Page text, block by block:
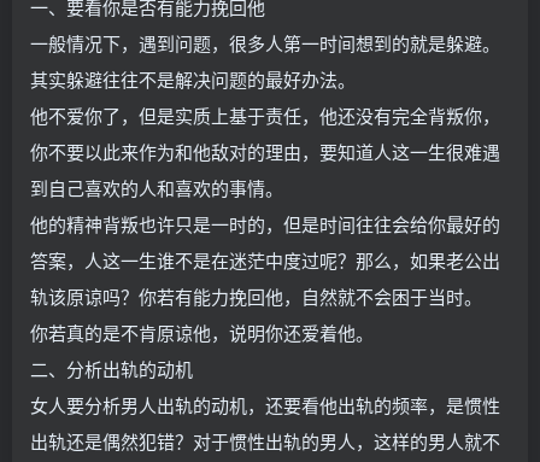
一、要看你是否有能力挽回他
一般情况下，遇到问题，很多人第一时间想到的就是躲避。
其实躲避往往不是解决问题的最好办法。
他不爱你了，但是实质上基于责任，他还没有完全背叛你，
你不要以此来作为和他敌对的理由，要知道人这一生很难遇
到自己喜欢的人和喜欢的事情。
他的精神背叛也许只是一时的，但是时间往往会给你最好的
答案，人这一生谁不是在迷茫中度过呢？那么，如果老公出
轨该原谅吗？你若有能力挽回他，自然就不会困于当时。
你若真的是不肯原谅他，说明你还爱着他。
二、分析出轨的动机
女人要分析男人出轨的动机，还要看他出轨的频率，是惯性
出轨还是偶然犯错？对于惯性出轨的男人，这样的男人就不